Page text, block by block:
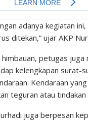
adanya kegiatan ini,
ditekan,” ujar AKP
petugas juga
kelengkapan surat-
Kendaraan
teguran atau tindakan
juga berpesan